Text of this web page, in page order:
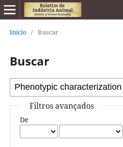
Início / Buscar
Buscar
Filtros avançados
De